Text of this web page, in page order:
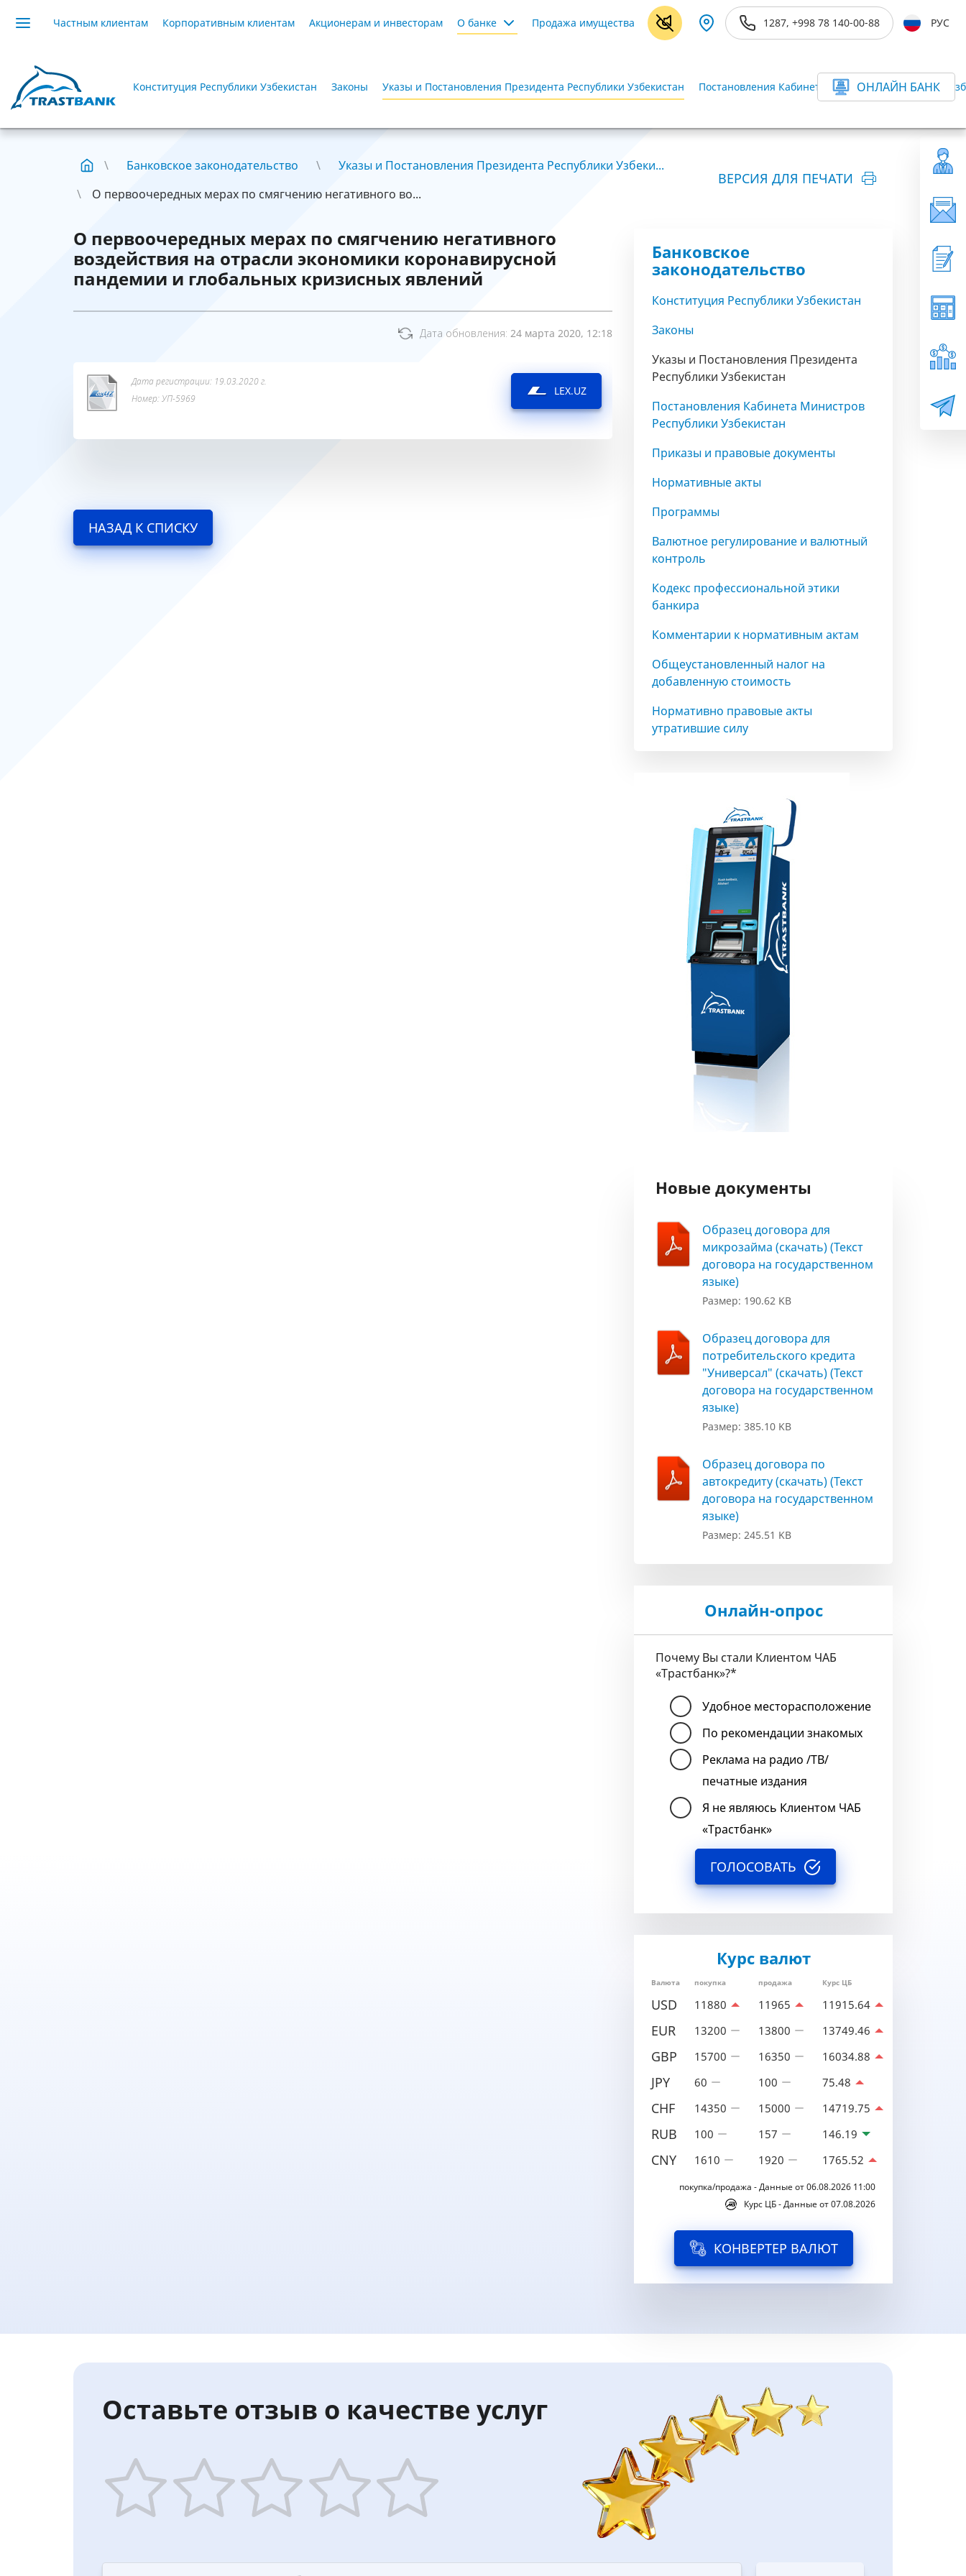
Частным клиентам Корпоративным клиентам Акционерам и инвесторам О банке Продажа имущества 1287, +998 78 140-00-88 РУС
Конституция Республики Узбекистан Законы Указы и Постановления Президента Республики Узбекистан Постановления Кабинета Министров Республики
ОНЛАЙН БАНК
Банковское законодательство
Указы и Постановления Президента Республики Узбеки...
О первоочередных мерах по смягчению негативного во...
ВЕРСИЯ ДЛЯ ПЕЧАТИ
О первоочередных мерах по смягчению негативного
воздействия на отрасли экономики коронавирусной
пандемии и глобальных кризисных явлений
Дата обновления: 24 марта 2020, 12:18
Дата регистрации: 19.03.2020 г.
Номер: УП-5969
LEX.UZ
НАЗАД К СПИСКУ
Банковское
законодательство
Конституция Республики Узбекистан
Законы
Указы и Постановления Президента
Республики Узбекистан
Постановления Кабинета Министров
Республики Узбекистан
Приказы и правовые документы
Нормативные акты
Программы
Валютное регулирование и валютный
контроль
Кодекс профессиональной этики
банкира
Комментарии к нормативным актам
Общеустановленный налог на
добавленную стоимость
Нормативно правовые акты
утратившие силу
Новые документы
Образец договора для
микрозайма (скачать) (Текст
договора на государственном
языке)
Размер: 190.62 KB
Образец договора для
потребительского кредита
"Универсал" (скачать) (Текст
договора на государственном
языке)
Размер: 385.10 KB
Образец договора по
автокредиту (скачать) (Текст
договора на государственном
языке)
Размер: 245.51 KB
Онлайн-опрос
Почему Вы стали Клиентом ЧАБ
«Трастбанк»?*
Удобное месторасположение
По рекомендации знакомых
Реклама на радио /ТВ/
печатные издания
Я не являюсь Клиентом ЧАБ
«Трастбанк»
ГОЛОСОВАТЬ
Курс валют
Валюта покупка продажа Курс ЦБ
USD 11880 11965 11915.64
EUR 13200 13800 13749.46
GBP 15700 16350 16034.88
JPY 60 100 75.48
CHF 14350 15000 14719.75
RUB 100 157 146.19
CNY 1610 1920 1765.52
покупка/продажа - Данные от 06.08.2026 11:00
Курс ЦБ - Данные от 07.08.2026
КОНВЕРТЕР ВАЛЮТ
Оставьте отзыв о качестве услуг